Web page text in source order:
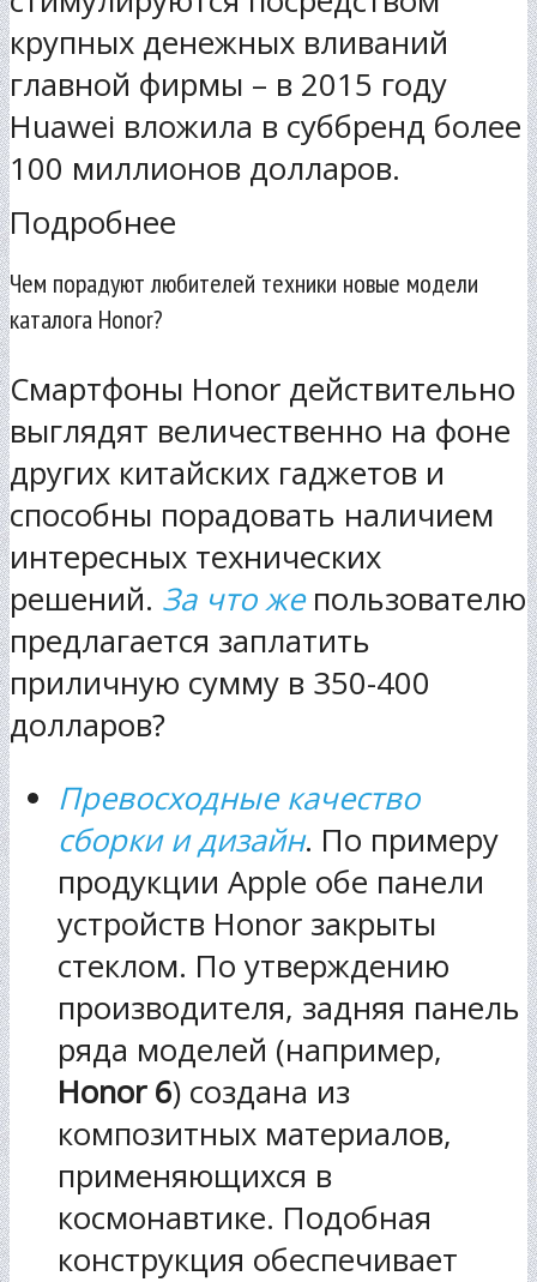
крупных денежных вливаний
главной фирмы – в 2015 году
Huawei вложила в суббренд более
100 миллионов долларов.
Подробнее
Чем порадуют любителей техники новые модели
каталога Honor?
Смартфоны Honor действительно
выглядят величественно на фоне
других китайских гаджетов и
способны порадовать наличием
интересных технических
решений. За что жепользователю
предлагается заплатить
приличную сумму в 350-400
долларов?
Превосходные качество
сборки и дизайн. По примеру
продукции Apple обе панели
устройств Honor закрыты
стеклом. По утверждению
производителя, задняя панель
ряда моделей (например,
Honor6) создана из
композитных материалов,
применяющихся в
космонавтике. Подобная
конструкция обеспечивает